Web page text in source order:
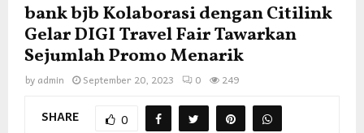
bank bjb Kolaborasi dengan Citilink
Gelar DIGI Travel Fair Tawarkan
Sejumlah Promo Menarik
by admin September 20, 2023 0 249
SHARE 0